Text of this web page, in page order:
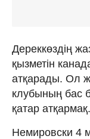
Дереккөздің
қызметін
атқарады. Ол
клубының бас
қатар атқармақ.
Немировски 4